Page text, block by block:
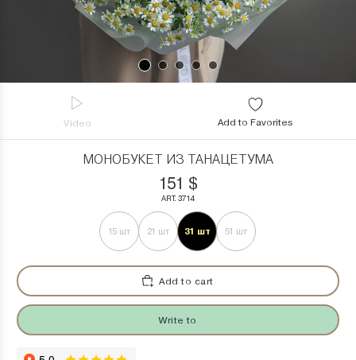
Video Add to Favorites
МОНОБУКЕТ ИЗ ТАНАЦЕТУМА
151 $
ART. 3714
15 шт 21 шт 31 шт 51 шт
Add to cart
Write to